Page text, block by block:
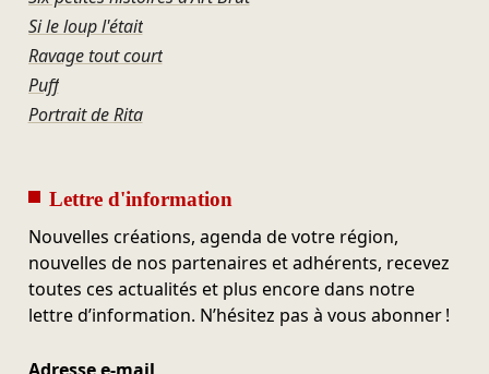
Si le loup l'était
Ravage tout court
Puff
Portrait de Rita
Lettre d'information
Nouvelles créations, agenda de votre région,
nouvelles de nos partenaires et adhérents, recevez
toutes ces actualités et plus encore dans notre
lettre d’information. N’hésitez pas à vous abonner !